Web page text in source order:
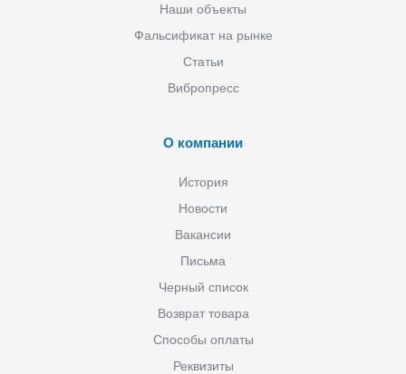
Наши объекты
Фальсификат на рынке
Статьи
Вибропресс
О компании
История
Новости
Вакансии
Письма
Черный список
Возврат товара
Способы оплаты
Реквизиты